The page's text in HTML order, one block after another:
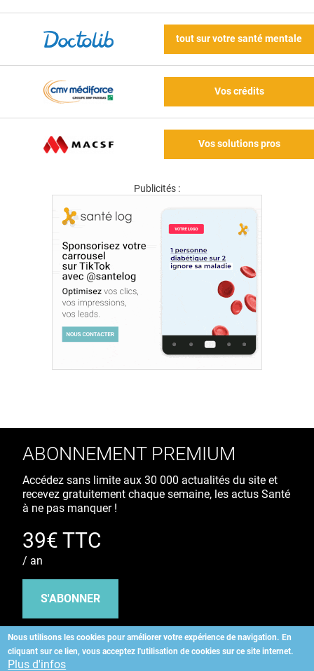
tout sur votre santé mentale
Vos crédits
Vos solutions pros
Publicités :
Nous utilisons les cookies pour améliorer votre expérience de navigation. En
cliquant sur ce lien, vous acceptez l'utilisation de cookies sur ce site internet.
Plus d'infos
ABONNEMENT PREMIUM
Accédez sans limite aux 30 000 actualités du site et
recevez gratuitement chaque semaine, les actus Santé
à ne pas manquer !
39€ TTC
/ an
S'ABONNER
Copyright©2026 ALLIEDHEALTH